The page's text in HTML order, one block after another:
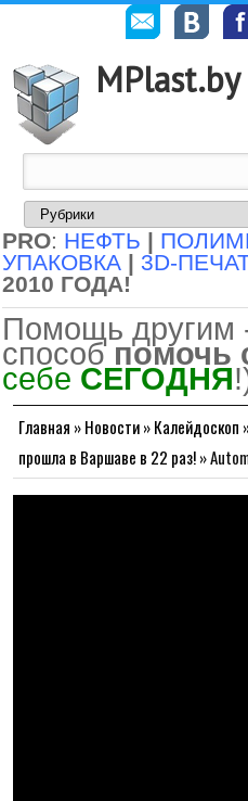
MPlast.by
PRO: НЕФТЬ |
УПАКОВКА | 3D-
2010 ГОДА!
Помощь другим
способ помочь
себе СЕГОДНЯ
Главная »Новости»Калейдоскоп
прошла в Варшаве в 22 раз!»